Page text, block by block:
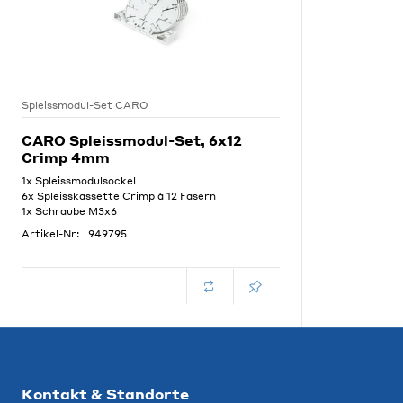
Spleissmodul-Set CARO
CARO Spleissmodul-Set, 6x12
Crimp 4mm
1x Spleissmodulsockel
6x Spleisskassette Crimp à 12 Fasern
1x Schraube M3x6
Artikel-Nr:
949795
Kontakt & Standorte